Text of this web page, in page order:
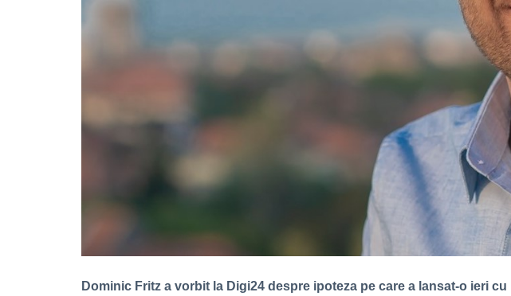
Dominic Fritz a vorbit la Digi24 despre ipoteza pe care a lansat-o ieri cu